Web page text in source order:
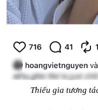
Thiếu gia tương